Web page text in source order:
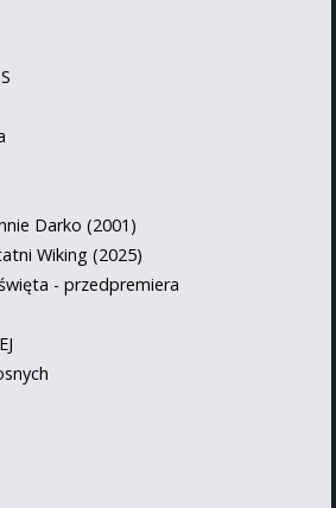
Darko (2001)
Wiking (2025)
- przedpremiera